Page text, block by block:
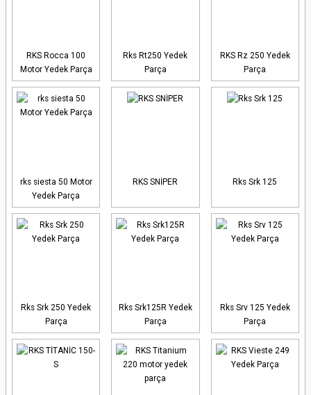
RKS Rocca 100
Motor Yedek Parça
Rks Rt250 Yedek
Parça
RKS Rz 250 Yedek
Parça
rks siesta 50 Motor
Yedek Parça
RKS SNİPER Rks Srk 125
Rks Srk 250 Yedek
Parça
Rks Srk125R Yedek
Parça
Rks Srv 125 Yedek
Parça